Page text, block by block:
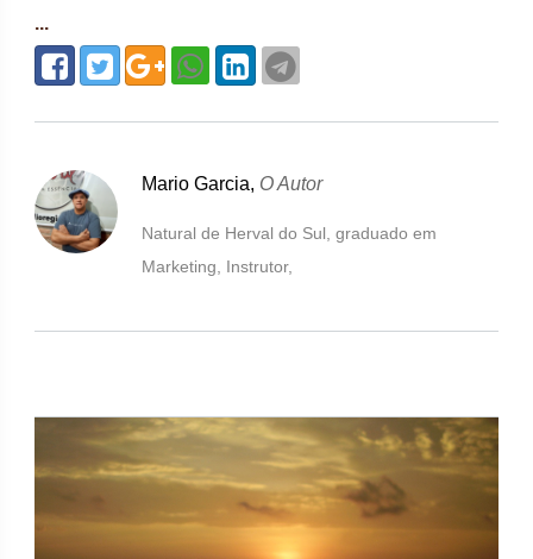
...
Mario Garcia, O Autor
Natural de Herval do Sul, graduado em
Marketing, Instrutor,